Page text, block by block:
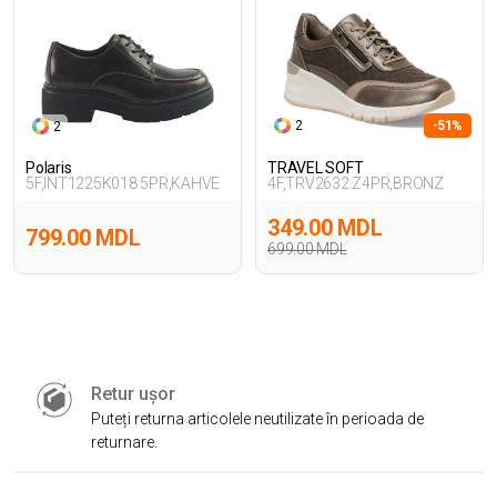
2
Polaris
5F,INT1225K018 5PR,KAHVE
799.00 MDL
2 -51%
TRAVEL SOFT
4F,TRV2632.Z4PR,BRONZ
699.00 MDL
349.00 MDL
Retur ușor
Puteți returna articolele neutilizate în perioada de
returnare.